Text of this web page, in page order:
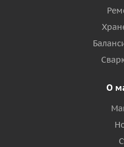
О